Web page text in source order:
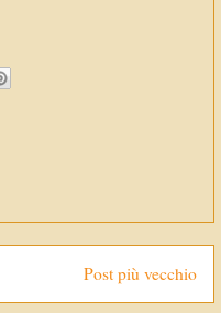
Post più vecchio